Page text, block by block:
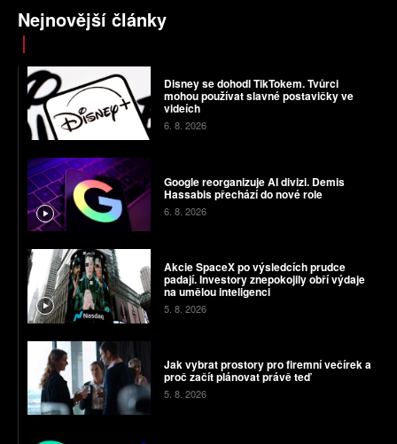
Nejnovější články
Disney se dohodl TikTokem. Tvůrci
mohou používat slavné postavičky ve
videích
6. 8. 2026
Google reorganizuje AI divizi. Demis
Hassabis přechází do nové role
6. 8. 2026
Akcie SpaceX po výsledcích prudce
padají. Investory znepokojily obří výdaje
na umělou inteligenci
5. 8. 2026
Jak vybrat prostory pro firemní večírek a
proč začít plánovat právě teď
5. 8. 2026